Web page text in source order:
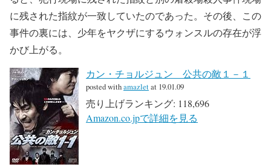
に残された指紋が一致していたのであった。その後、この
事件の裏には、少年をヤクザにするウォンスルの存在が浮
かび上がる。
カン・チョルジュン 公共の敵１－１
posted withamazletat 19.01.09
売り上げランキング: 118,696
Amazon.co.jpで詳細を見る